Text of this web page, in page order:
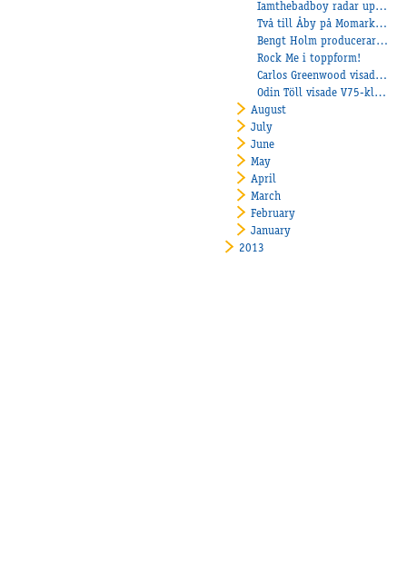
Iamthebadboy radar upp segrarna!
Två till Åby på Momarken!
Bengt Holm producerar nya vinnare!
Rock Me i toppform!
Carlos Greenwood visade ingen ringrost!
Odin Töll visade V75-klass!
August
July
June
May
April
March
February
January
2013